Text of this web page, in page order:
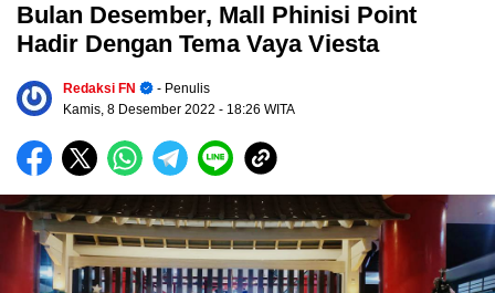
Bulan Desember, Mall Phinisi Point
Hadir Dengan Tema Vaya Viesta
Redaksi FN
- Penulis
Kamis, 8 Desember 2022 - 18:26 WITA